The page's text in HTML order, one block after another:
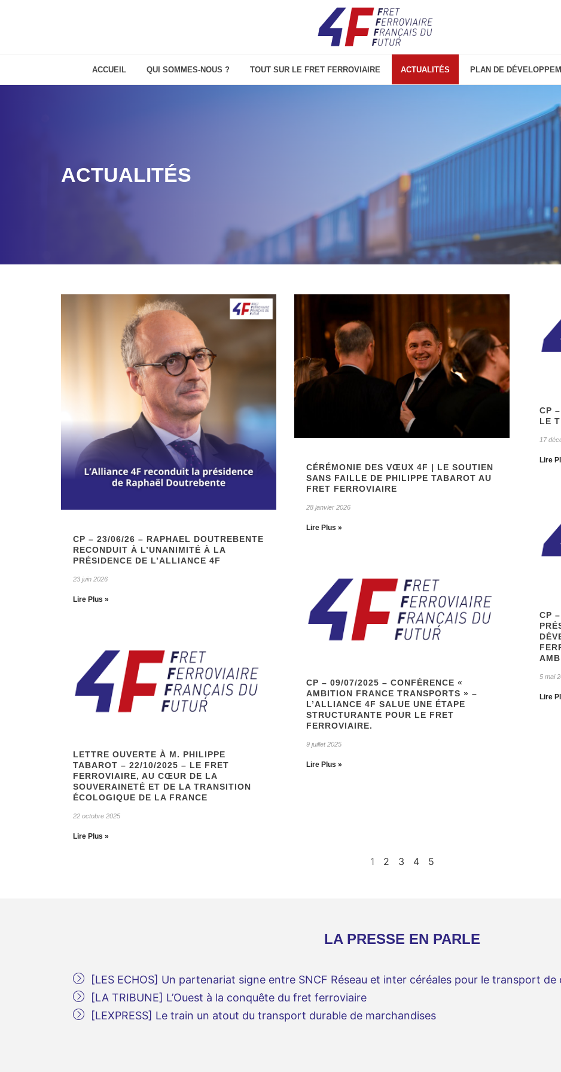
ACCUEIL QUI SOMMES-NOUS ? TOUT SUR LE FRET FERROVIAIRE ACTUALITÉS PLAN DE
ACTUALITÉS
CP – 23/06/26 – RAPHAEL DOUTREBENTE
RECONDUIT À L’UNANIMITÉ À LA
PRÉSIDENCE DE L’ALLIANCE 4F
23 juin 2026
Lire Plus »
CÉRÉMONIE DES VŒUX 4F | LE SOUTIEN
SANS FAILLE DE PHILIPPE TABAROT AU
FRET FERROVIAIRE
28 janvier 2026
Lire Plus »
CP
LE
17
Lire
LETTRE OUVERTE À M. PHILIPPE
TABAROT – 22/10/2025 – LE FRET
FERROVIAIRE, AU CŒUR DE LA
SOUVERAINETÉ ET DE LA TRANSITION
ÉCOLOGIQUE DE LA FRANCE
22 octobre 2025
Lire Plus »
CP – 09/07/2025 – CONFÉRENCE «
AMBITION FRANCE TRANSPORTS » –
L’ALLIANCE 4F SALUE UNE ÉTAPE
STRUCTURANTE POUR LE FRET
FERROVIAIRE.
9 juillet 2025
Lire Plus »
CP
5 mai
Lire
1 2 3 4 5
LA PRESSE EN PARLE
[LES ECHOS] Un partenariat signe entre SNCF Réseau et inter céréales pour le transport de
[LA TRIBUNE] L’Ouest à la conquête du fret ferroviaire
[LEXPRESS] Le train un atout du transport durable de marchandises